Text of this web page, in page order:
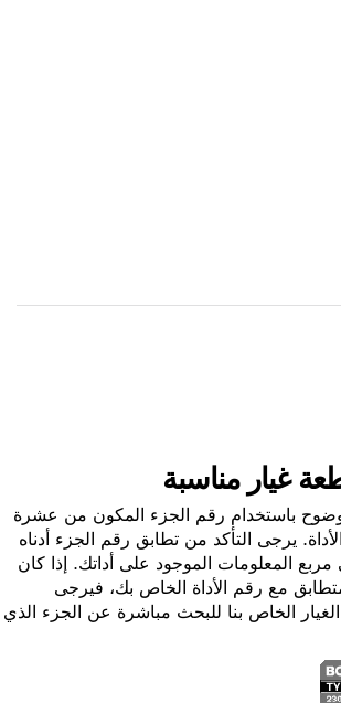
غيار مناسبة
باستخدام رقم الجزء المكون من عشرة
يرجى التأكد من تطابق رقم الجزء أدناه
المعلومات الموجود على أداتك. إذا كان
مع رقم الأداة الخاص بك، فيرجى
الخاص بنا للبحث مباشرة عن الجزء الذي